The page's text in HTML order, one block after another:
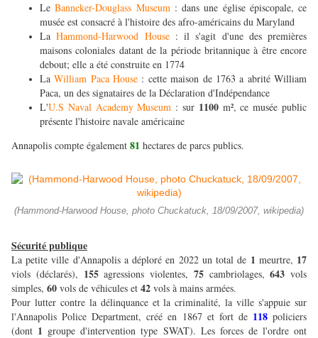
LeBanneker-Douglass Museum: dans une église épiscopale, ce
musée est consacré à l'histoire des afro-américains du Maryland
LaHammond-Harwood House: il s'agit d'une des premières
maisons coloniales datant de la période britannique à être encore
debout; elle a été construite en 1774
LaWilliam Paca House : cette maison de 1763 a abrité William
Paca, un des signataires de la Déclaration d'Indépendance
L'U.S Naval Academy Museum : sur 1100 m², ce musée public
présente l'histoire navale américaine
Annapolis compte également 81 hectares de parcs publics.
(Hammond-Harwood House, photo Chuckatuck, 18/09/2007, wikipedia)
Sécurité publique
La petite ville d'Annapolis a déploré en 2022 un total de 1 meurtre, 17
viols (déclarés), 155agressions violentes, 75 cambriolages,643 vols
simples, 60 vols de véhicules et 42 vols à mains armées.
Pour lutter contre la délinquance et la criminalité, la ville s'appuie sur
l'Annapolis Police Department, créé en 1867 et fort de 118policiers
(dont 1 groupe d'intervention type SWAT). Les forces de l'ordre ont